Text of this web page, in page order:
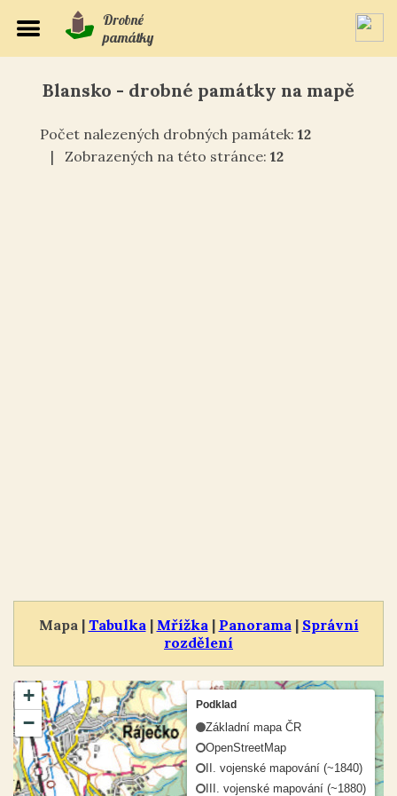
Drobné
památky
Blansko - drobné památky na mapě
Počet nalezených drobných památek: 12
| Zobrazených na této stránce: 12
Mapa | Tabulka | Mřížka | Panorama | Správní
rozdělení
+
−
Podklad
Základní mapa ČR
OpenStreetMap
II. vojenské mapování (~1840)
III. vojenské mapování (~1880)